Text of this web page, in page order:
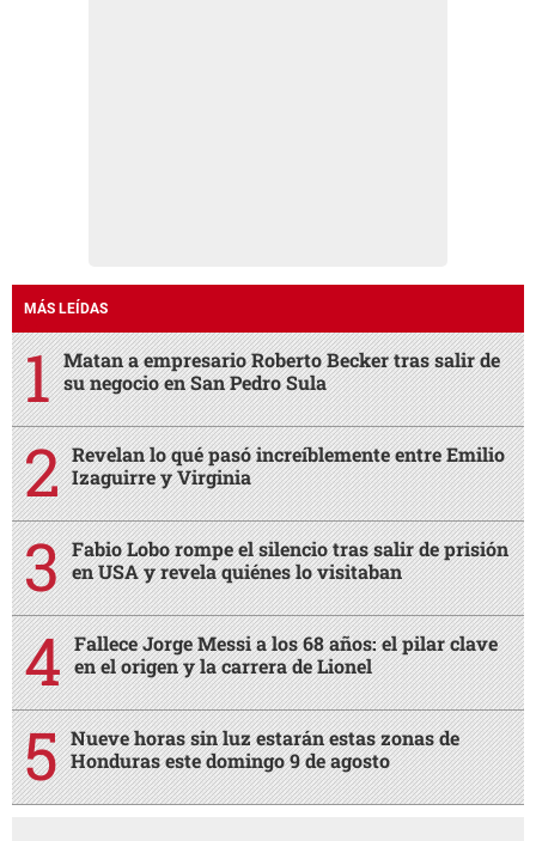
MÁS LEÍDAS
Matan a empresario Roberto Becker tras salir de
su negocio en San Pedro Sula
Revelan lo qué pasó increíblemente entre Emilio
Izaguirre y Virginia
Fabio Lobo rompe el silencio tras salir de prisión
en USA y revela quiénes lo visitaban
Fallece Jorge Messi a los 68 años: el pilar clave
en el origen y la carrera de Lionel
Nueve horas sin luz estarán estas zonas de
Honduras este domingo 9 de agosto